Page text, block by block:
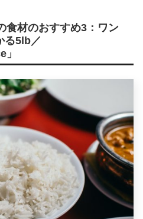
食材のおすすめ3：ワン
る5lb／